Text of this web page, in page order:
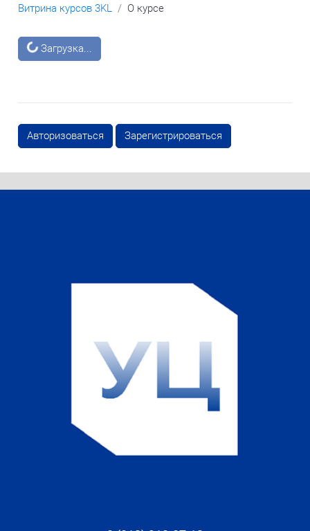
Мероприятия по предупреждению
чрезвычайных ситуаций (ПМ ГОЧС)
Витрина курсов 3KL О курсе
БлокиЗагрузка...
Авторизоваться Зарегистрироваться